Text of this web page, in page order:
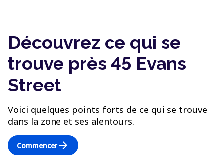
Découvrez ce qui se
trouve près 45 Evans
Street
Voici quelques points forts de ce qui se trouve
dans la zone et ses alentours.
Commencerarrow_forward